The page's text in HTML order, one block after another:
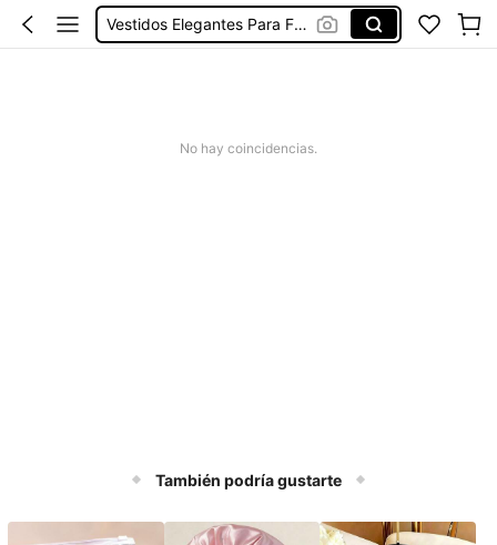
Vestidos Elegantes Para Fiesta
No hay coincidencias.
También podría gustarte